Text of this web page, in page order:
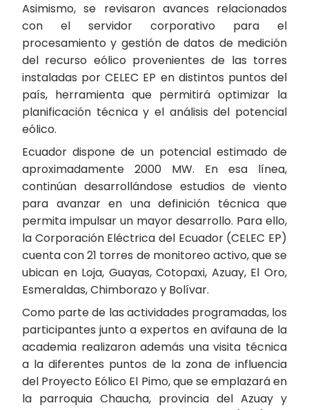
Asimismo, se revisaron avances relacionados
con el servidor corporativo para el
procesamiento y gestión de datos de medición
del recurso eólico provenientes de las torres
instaladas por CELEC EP en distintos puntos del
país, herramienta que permitirá optimizar la
planificación técnica y el análisis del potencial
eólico.
Ecuador dispone de un potencial estimado de
aproximadamente 2000 MW. En esa línea,
continúan desarrollándose estudios de viento
para avanzar en una definición técnica que
permita impulsar un mayor desarrollo. Para ello,
la Corporación Eléctrica del Ecuador (CELEC EP)
cuenta con 21 torres de monitoreo activo, que se
ubican en Loja, Guayas, Cotopaxi, Azuay, El Oro,
Esmeraldas, Chimborazo y Bolívar.
Como parte de las actividades programadas, los
participantes junto a expertos en avifauna de la
academia realizaron además una visita técnica
a la diferentes puntos de la zona de influencia
del Proyecto Eólico El Pimo, que se emplazará en
la parroquia Chaucha, provincia del Azuay y